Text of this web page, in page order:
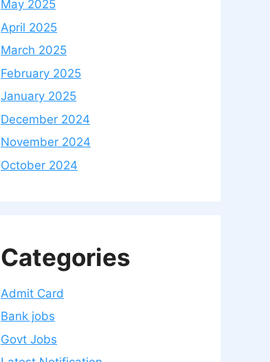
May 2025
April 2025
March 2025
February 2025
January 2025
December 2024
November 2024
October 2024
Categories
Admit Card
Bank jobs
Govt Jobs